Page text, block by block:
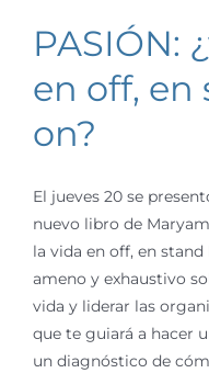
PASIÓN:
en off, en
on?
El jueves 20 se
nuevo libro de
la vida en off, en stand
ameno y exhaustivo
vida y liderar las
que te guiará a hacer
un diagnóstico de